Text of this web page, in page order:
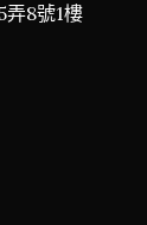
弄8號1樓